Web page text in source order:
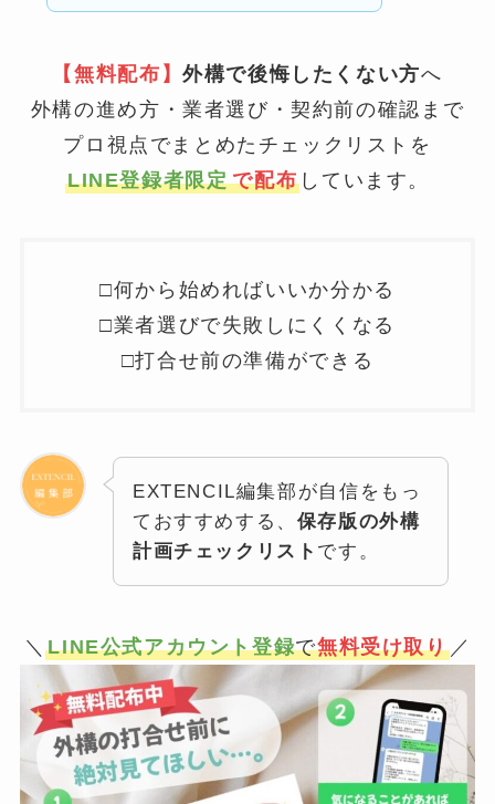
【無料配布】外構で後悔したくない方へ
外構の進め方・業者選び・契約前の確認まで
プロ視点でまとめたチェックリストを
LINE登録者限定 で配布 しています。
□何から始めればいいか分かる
□業者選びで失敗しにくくなる
□打合せ前の準備ができる
EXTENCIL編集部が自信をもっ
ておすすめする、 保存版の外構
計画チェックリスト です。
＼LINE公式アカウント登録で無料受け取り／